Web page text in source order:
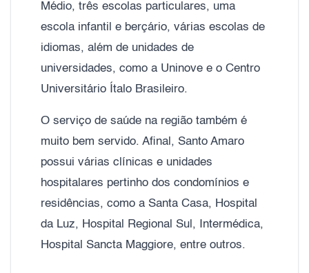
Médio, três escolas particulares, uma
escola infantil e berçário, várias escolas de
idiomas, além de unidades de
universidades, como a Uninove e o Centro
Universitário Ítalo Brasileiro.
O serviço de saúde na região também é
muito bem servido. Afinal, Santo Amaro
possui várias clínicas e unidades
hospitalares pertinho dos condomínios e
residências, como a Santa Casa, Hospital
da Luz, Hospital Regional Sul, Intermédica,
Hospital Sancta Maggiore, entre outros.